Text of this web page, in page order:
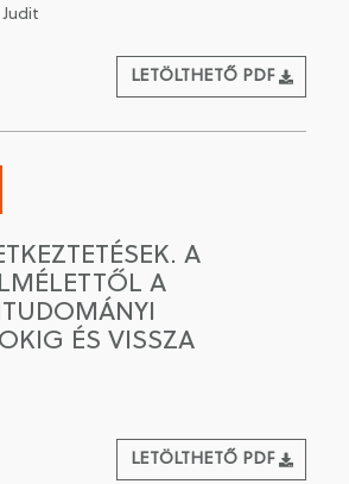
LETÖLTHETŐ PDF
A
A
ÉS VISSZA
LETÖLTHETŐ PDF